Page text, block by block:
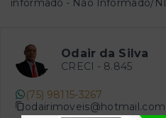
informado - Não Informado/NI
Odair da Silva
CRECI - 8.845
(75) 98115-3267
odairimoveis@hotmail.com